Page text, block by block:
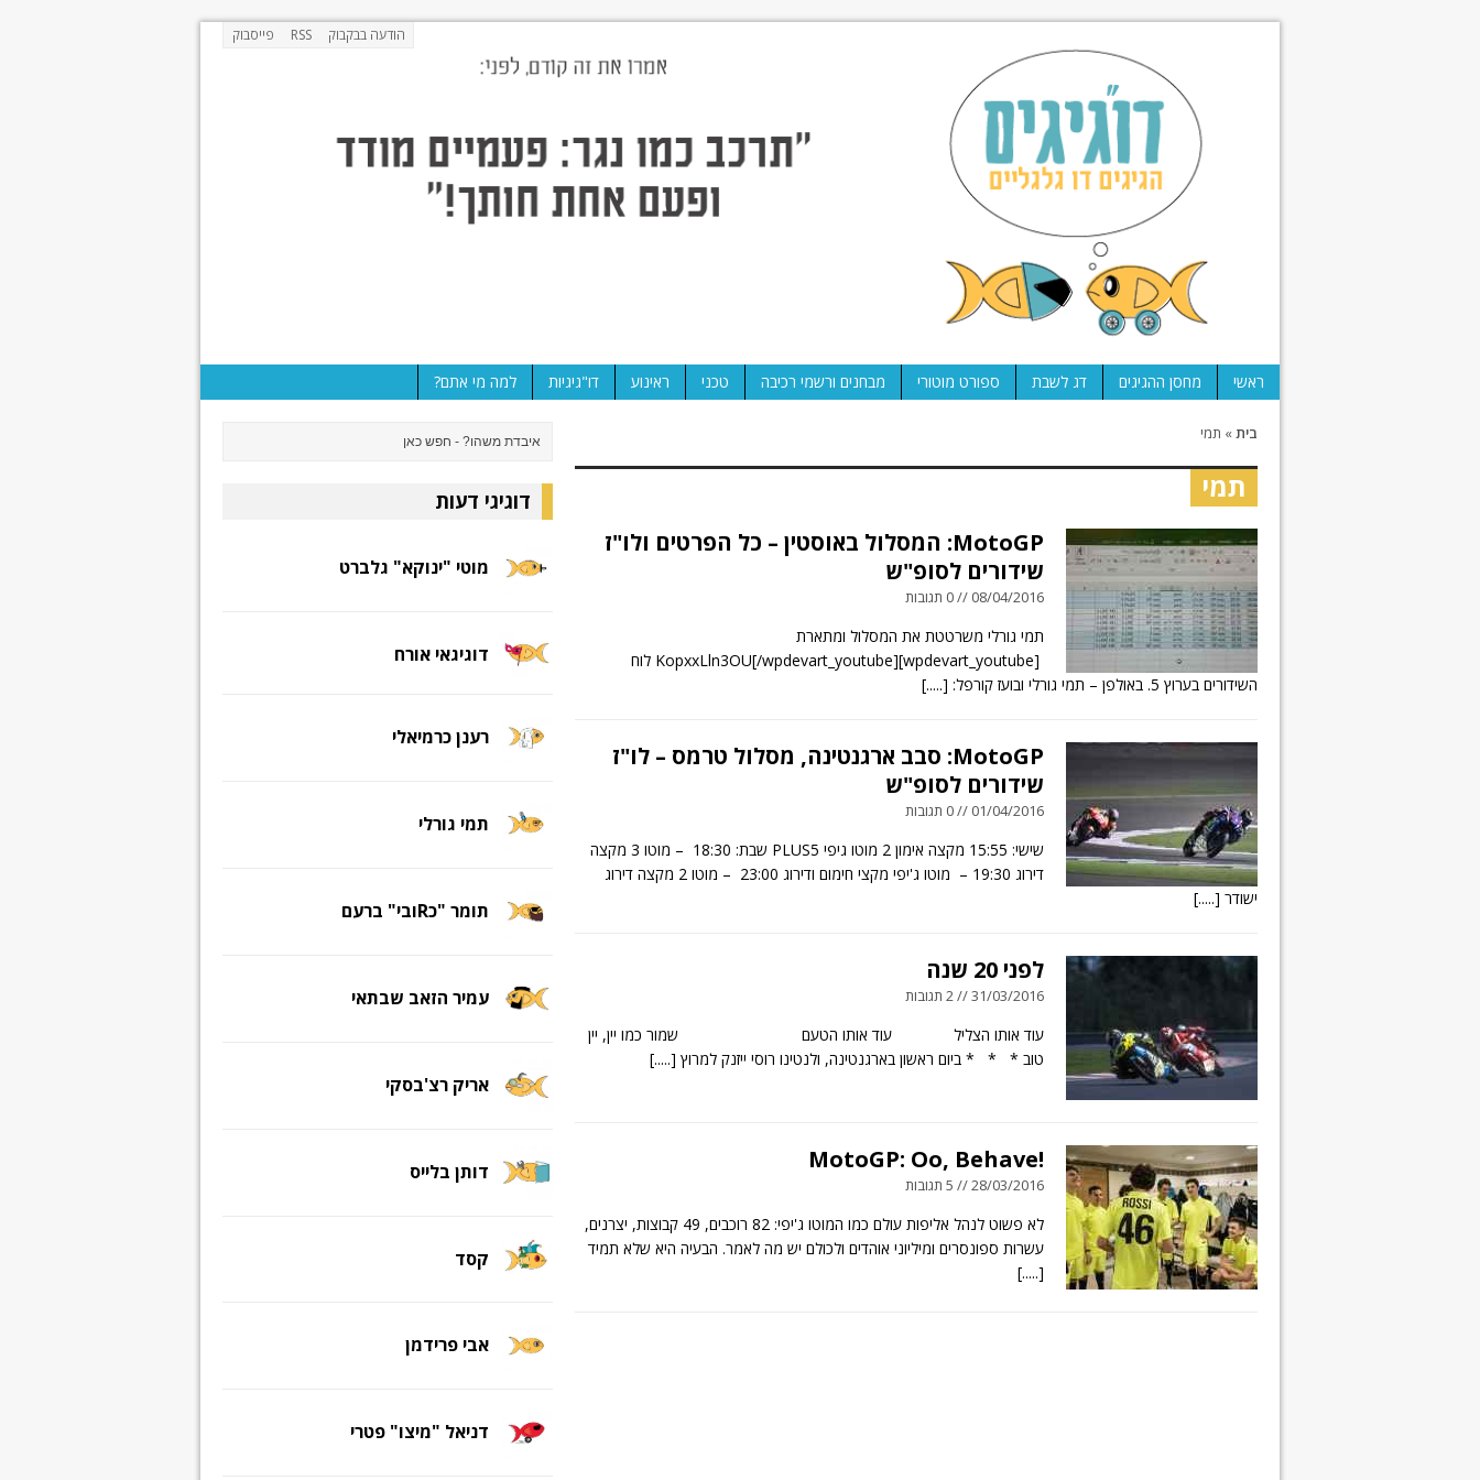
הודעה בבקבוק RSS פייסבוק
ראשי מחסן ההגיגים דג לשבת ספורט מוטורי מבחנים ורשמי רכיבה טכני ראינוע דו"גיגיות למה מי אתם?
בית» תמי
תמי
MotoGP: המסלול באוסטין – כל הפרטים ולו"ז
שידורים לסופ"ש
08/04/2016 // 0 תגובות
תמי גורלי משרטטת את המסלול ומתארת
[wpdevart_youtube]KopxxLln3OU[/wpdevart_youtube] לוח
השידורים בערוץ 5. באולפן – תמי גורלי ובועז קורפל:
[.....]
MotoGP: סבב ארגנטינה, מסלול טרמס – לו"ז
שידורים לסופ"ש
01/04/2016 // 0 תגובות
שישי: 15:55 מקצה אימון 2 מוטו גיפי PLUS5 שבת: 18:30 – מוטו 3 מקצה
דירוג 19:30 – מוטו ג'יפי מקצי חימום ודירוג 23:00 – מוטו 2 מקצה דירוג
ישודר [.....]
לפני 20 שנה
31/03/2016 // 2 תגובות
עוד אותו הצליל עוד אותו הטעם שמור כמו יין, יין
טוב * * * ביום ראשון בארגנטינה, ולנטינו רוסי ייזנק למרוץ [.....]
!MotoGP: Oo, Behave
28/03/2016 // 5 תגובות
לא פשוט לנהל אליפות עולם כמו המוטו ג'יפי: 82 רוכבים, 49 קבוצות, יצרנים,
עשרות ספונסרים ומיליוני אוהדים ולכולם יש מה לאמר. הבעיה היא שלא תמיד
[.....]
דוגיגי דעות
מוטי "ינוקא" גלברט
דוגיגאי אורח
רענן כרמיאלי
תמי גורלי
תומר "כRובי" ברעם
עמיר הזאב שבתאי
אריק רצ'בסקי
דותן בלייס
קסד
אבי פרידמן
דניאל "מיצו" פטרי